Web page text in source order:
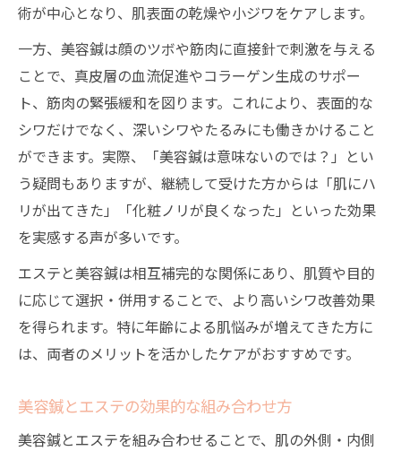
術が中心となり、肌表面の乾燥や小ジワをケアします。
一方、美容鍼は顔のツボや筋肉に直接針で刺激を与える
ことで、真皮層の血流促進やコラーゲン生成のサポー
ト、筋肉の緊張緩和を図ります。これにより、表面的な
シワだけでなく、深いシワやたるみにも働きかけること
ができます。実際、「美容鍼は意味ないのでは？」とい
う疑問もありますが、継続して受けた方からは「肌にハ
リが出てきた」「化粧ノリが良くなった」といった効果
を実感する声が多いです。
エステと美容鍼は相互補完的な関係にあり、肌質や目的
に応じて選択・併用することで、より高いシワ改善効果
を得られます。特に年齢による肌悩みが増えてきた方に
は、両者のメリットを活かしたケアがおすすめです。
美容鍼とエステの効果的な組み合わせ方
美容鍼とエステを組み合わせることで、肌の外側・内側